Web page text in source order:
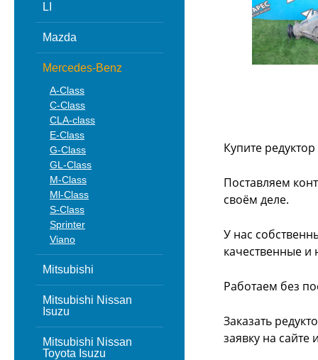
LI
Mazda
Mercedes-Benz
A-Class
C-Class
CLA-class
E-Class
G-Class
GL-Class
M-Class
Ml-Class
S-Class
Sprinter
Viano
Mitsubishi
Mitsubishi Nissan
Isuzu
Mitsubishi Nissan
Toyota Isuzu
Купите
Поставляем
своём деле.
У нас
качественные и
Работаем без
Заказать
заявку на сайте